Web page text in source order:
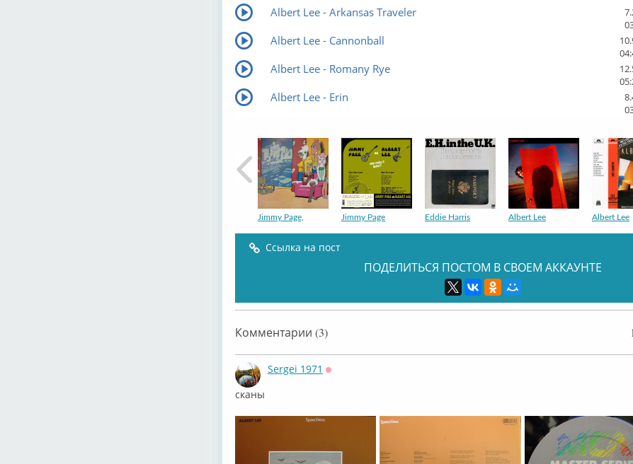
Albert Lee - Arkansas Traveler
Albert Lee - Cannonball
Albert Lee - Romany Rye
Albert Lee - Erin
Jimmy Page, Jimmy Page Eddie Harris Albert Lee Albert Lee
Ссылка на пост
ПОДЕЛИТЬСЯ ПОСТОМ В СВОЕМ АККАУНТЕ
Комментарии (3)
Sergei 1971
сканы